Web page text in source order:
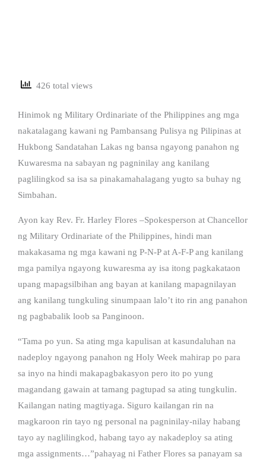
426 total views
Hinimok ng Military Ordinariate of the Philippines ang mga
nakatalagang kawani ng Pambansang Pulisya ng Pilipinas at
Hukbong Sandatahan Lakas ng bansa ngayong panahon ng
Kuwaresma na sabayan ng pagninilay ang kanilang
paglilingkod sa isa sa pinakamahalagang yugto sa buhay ng
Simbahan.
Ayon kay Rev. Fr. Harley Flores –Spokesperson at Chancellor
ng Military Ordinariate of the Philippines, hindi man
makakasama ng mga kawani ng P-N-P at A-F-P ang kanilang
mga pamilya ngayong kuwaresma ay isa itong pagkakataon
upang mapagsilbihan ang bayan at kanilang mapagnilayan
ang kanilang tungkuling sinumpaan lalo’t ito rin ang panahon
ng pagbabalik loob sa Panginoon.
“Tama po yun. Sa ating mga kapulisan at kasundaluhan na
nadeploy ngayong panahon ng Holy Week mahirap po para
sa inyo na hindi makapagbakasyon pero ito po yung
magandang gawain at tamang pagtupad sa ating tungkulin.
Kailangan nating magtiyaga. Siguro kailangan rin na
magkaroon rin tayo ng personal na pagninilay-nilay habang
tayo ay naglilingkod, habang tayo ay nakadeploy sa ating
mga assignments…”pahayag ni Father Flores sa panayam sa